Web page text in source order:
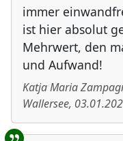
immer
ist hier absolut
Mehrwert, den
und Aufwand!
Katja Maria
Wallersee,